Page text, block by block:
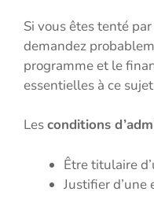
Si vous êtes tenté
demandez
programme et le
essentielles à ce
Lesconditions
Être titulaire
Justifier